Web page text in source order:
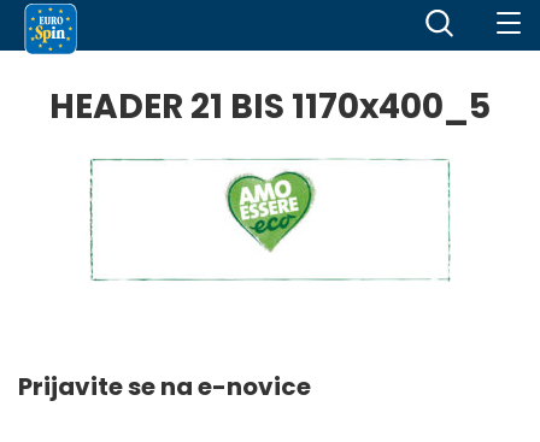
HEADER 21 BIS 1170x400_5
Prijavite se na e-novice